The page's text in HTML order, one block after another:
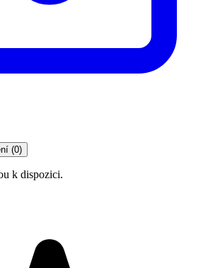
(0)
k dispozici.